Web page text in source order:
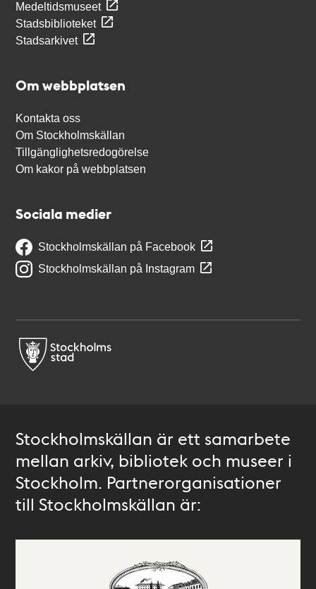
Medeltidsmuseet
Stadsbiblioteket
Stadsarkivet
Om webbplatsen
Kontakta oss
Om Stockholmskällan
Tillgänglighetsredogörelse
Om kakor på webbplatsen
Sociala medier
Stockholmskällan på Facebook
Stockholmskällan på Instagram
Stockholmskällan är ett samarbete
mellan arkiv, bibliotek och museer i
Stockholm. Partnerorganisationer
till Stockholmskällan är: